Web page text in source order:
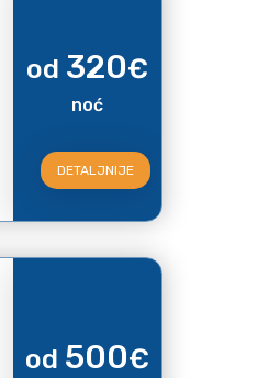
od 320€
noć
DETALJNIJE
od 500€